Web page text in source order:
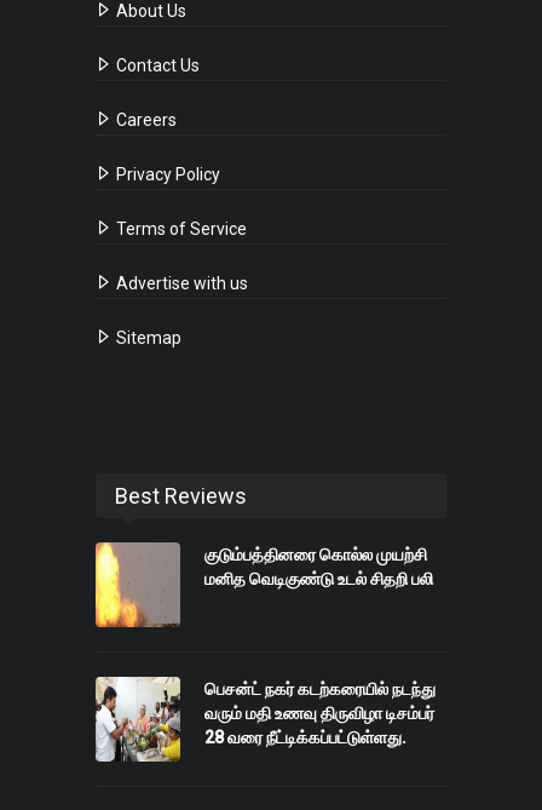
About Us
Contact Us
Careers
Privacy Policy
Terms of Service
Advertise with us
Sitemap
Best Reviews
குடும்பத்தினரை கொல்ல முயற்சி
மனித வெடிகுண்டு உடல் சிதறி பலி
பெசன்ட் நகர் கடற்கரையில் நடந்து
வரும் மதி உணவு திருவிழா டிசம்பர்
28 வரை நீட்டிக்கப்பட்டுள்ளது.